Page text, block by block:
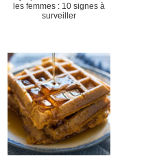
les femmes : 10 signes à
surveiller